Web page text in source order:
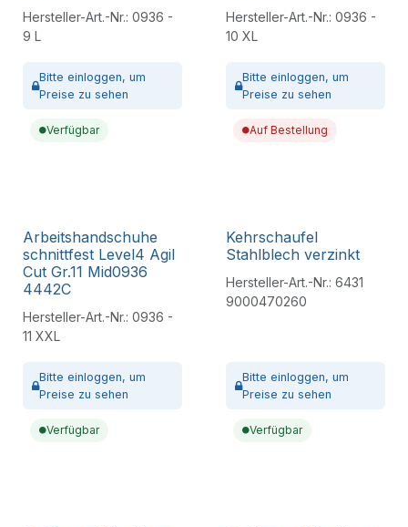
Hersteller-Art.-Nr.: 0936 -
9 L
Bitte einloggen, um
Preise zu sehen
Verfügbar
Hersteller-Art.-Nr.: 0936 -
10 XL
Bitte einloggen, um
Preise zu sehen
Auf Bestellung
Arbeitshandschuhe
schnittfest Level4 Agil
Cut Gr.11 Mid0936
4442C
Hersteller-Art.-Nr.: 0936 -
11 XXL
Bitte einloggen, um
Preise zu sehen
Verfügbar
Kehrschaufel
Stahlblech verzinkt
Hersteller-Art.-Nr.: 6431
9000470260
Bitte einloggen, um
Preise zu sehen
Verfügbar